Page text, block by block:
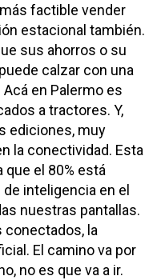
factible vender
estacional también.
sus ahorros o su
calzar con una
en Palermo es
a tractores. Y,
ediciones, muy
la conectividad. Esta
el 80% está
inteligencia en el
nuestras pantallas.
conectados, la
El camino va por
no es que va a ir.